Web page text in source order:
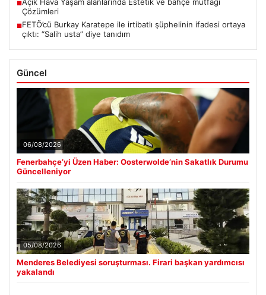
■
Çözümleri
■FETÖ’cü Burkay Karatepe ile irtibatlı şüphelinin ifadesi ortaya
çıktı: “Salih usta” diye tanıdım
Güncel
06/08/2026
Fenerbahçe’yi Üzen Haber: Oosterwolde’nin Sakatlık Durumu
Güncelleniyor
05/08/2026
Menderes Belediyesi soruşturması. Firari başkan yardımcısı
yakalandı